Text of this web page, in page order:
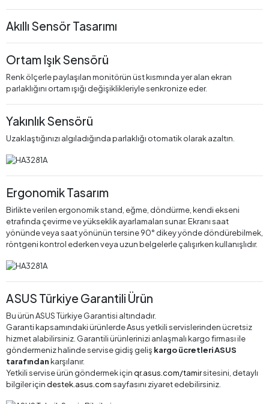
Akıllı Sensör Tasarımı
Ortam Işık Sensörü
Renk ölçerle paylaşılan monitörün üst kısmında yer alan ekran
parlaklığını ortam ışığı değişiklikleriyle senkronize eder.
Yakınlık Sensörü
Uzaklaştığınızı algıladığında parlaklığı otomatik olarak azaltın.
Ergonomik Tasarım
Birlikte verilen ergonomik stand, eğme, döndürme, kendi ekseni
etrafında çevirme ve yükseklik ayarlamaları sunar. Ekranı saat
yönünde veya saat yönünün tersine 90° dikey yönde döndürebilmek,
röntgeni kontrol ederken veya uzun belgelerle çalışırken kullanışlıdır.
ASUS Türkiye Garantili Ürün
Bu ürün ASUS Türkiye Garantisi altındadır.
Garanti kapsamındaki ürünlerde Asus yetkili servislerinden ücretsiz
hizmet alabilirsiniz. Garantili ürünlerinizi anlaşmalı kargo firması ile
göndermeniz halinde servise gidiş geliş kargo ücretleri ASUS
tarafındankarşılanır.
Yetkili servise ürün göndermek için qr.asus.com/tamirsitesini, detaylı
bilgiler için destek.asus.comsayfasını ziyaret edebilirsiniz.